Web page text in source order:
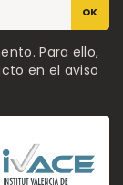
OK
Para ello,
en el aviso